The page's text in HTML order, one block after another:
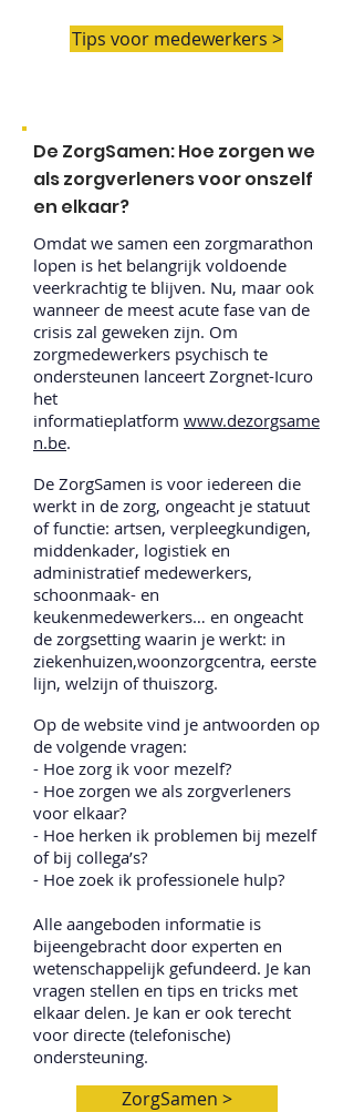
Tips voor medewerkers >
De ZorgSamen: Hoe zorgen we
als zorgverleners voor onszelf
en elkaar?
Omdat we samen een zorgmarathon
lopen is het belangrijk voldoende
veerkrachtig te blijven. Nu, maar ook
wanneer de meest acute fase van de
crisis zal geweken zijn. Om
zorgmedewerkers psychisch te
ondersteunen lanceert Zorgnet-Icuro
het
informatieplatform www.dezorgsame
n.be.
De ZorgSamen is voor iedereen die
werkt in de zorg, ongeacht je statuut
of functie: artsen, verpleegkundigen,
middenkader, logistiek en
administratief medewerkers,
schoonmaak- en
keukenmedewerkers… en ongeacht
de zorgsetting waarin je werkt: in
ziekenhuizen,woonzorgcentra, eerste
lijn, welzijn of thuiszorg.
Op de website vind je antwoorden op
de volgende vragen:
- Hoe zorg ik voor mezelf?
- Hoe zorgen we als zorgverleners
voor elkaar?
- Hoe herken ik problemen bij mezelf
of bij collega’s?
- Hoe zoek ik professionele hulp?
Alle aangeboden informatie is
bijeengebracht door experten en
wetenschappelijk gefundeerd. Je kan
vragen stellen en tips en tricks met
elkaar delen. Je kan er ook terecht
voor directe (telefonische)
ondersteuning.
ZorgSamen >